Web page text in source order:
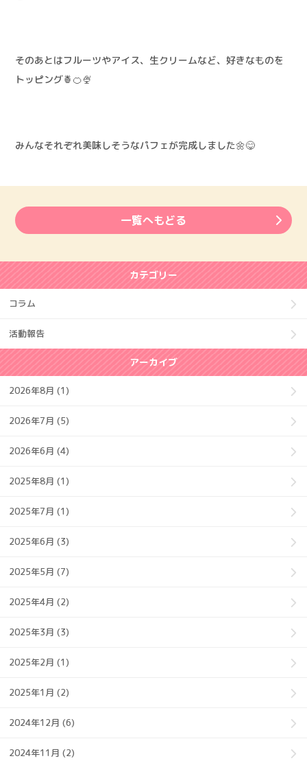
そのあとはフルーツやアイス、生クリームなど、好きなものを
トッピング🍍🍊🍨
みんなそれぞれ美味しそうなパフェが完成しました🌼😋
一覧へもどる
カテゴリー
コラム
活動報告
アーカイブ
2026年8月 (1)
2026年7月 (5)
2026年6月 (4)
2025年8月 (1)
2025年7月 (1)
2025年6月 (3)
2025年5月 (7)
2025年4月 (2)
2025年3月 (3)
2025年2月 (1)
2025年1月 (2)
2024年12月 (6)
2024年11月 (2)